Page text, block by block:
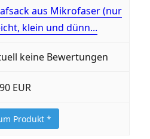
aus Mikrofaser (nur
klein und dünn...
keine Bewertungen
EUR
Produkt *